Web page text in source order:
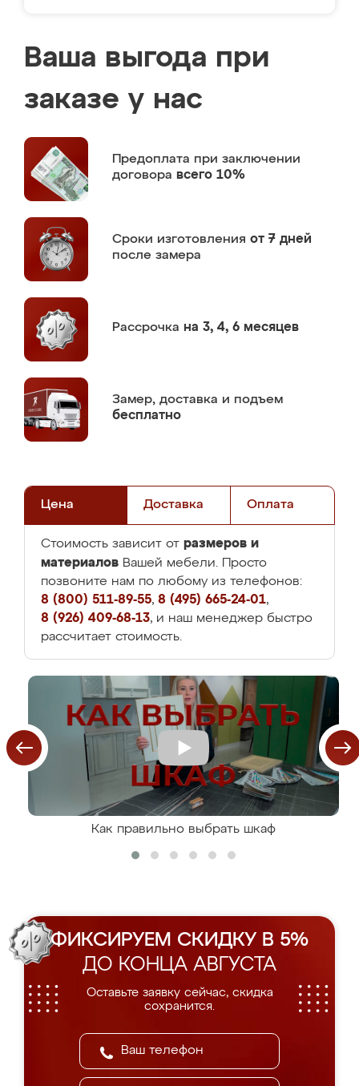
Ваша выгода при
заказе у нас
Предоплата при заключении
договора всего 10%
Сроки изготовления от 7 дней
после замера
Рассрочка на 3, 4, 6 месяцев
Замер, доставка и подъем
бесплатно
Цена Доставка Оплата
Стоимость зависит от размеров и
материалов Вашей мебели. Просто
позвоните нам по любому из телефонов:
8 (800) 511-89-55, 8 (495) 665-24-01,
8 (926) 409-68-13, и наш менеджер быстро
рассчитает стоимость.
Как правильно выбрать шкаф
ФИКСИРУЕМ СКИДКУ В 5%
ДО КОНЦА АВГУСТА
Оставьте заявку сейчас, скидка
сохранится.